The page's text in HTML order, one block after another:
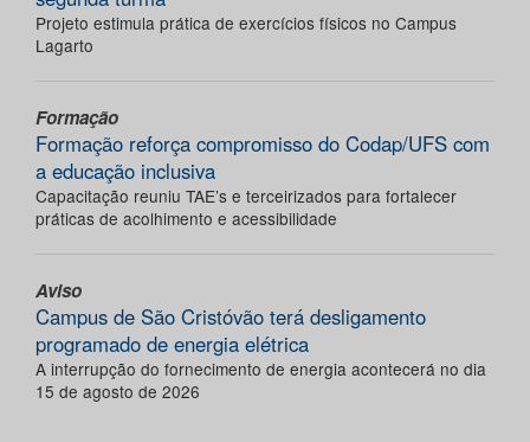
Projeto estimula prática de exercícios físicos no Campus
Lagarto
Formação
Formação reforça compromisso do Codap/UFS com
a educação inclusiva
Capacitação reuniu TAE’s e terceirizados para fortalecer
práticas de acolhimento e acessibilidade
Aviso
Campus de São Cristóvão terá desligamento
programado de energia elétrica
A interrupção do fornecimento de energia acontecerá no dia
15 de agosto de 2026